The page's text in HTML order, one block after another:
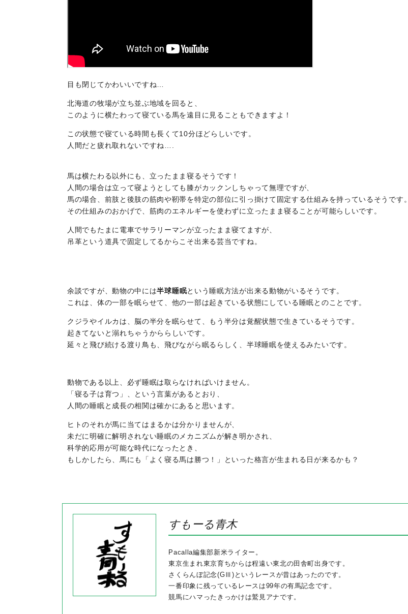
目も閉じてかわいいですね…
北海道の牧場が立ち並ぶ地域を回ると、
このように横たわって寝ている馬を遠目に見ることもできますよ！
この状態で寝ている時間も長くて10分ほどらしいです。
人間だと疲れ取れないですね….
馬は横たわる以外にも、立ったまま寝るそうです！
人間の場合は立って寝ようとしても膝がカックンしちゃって無理ですが、
馬の場合、前肢と後肢の筋肉や靭帯を特定の部位に引っ掛けて固定する仕組みを持っているそうです。
その仕組みのおかげで、筋肉のエネルギーを使わずに立ったまま寝ることが可能らしいです。
人間でもたまに電車でサラリーマンが立ったまま寝てますが、
吊革という道具で固定してるからこそ出来る芸当ですね。
余談ですが、動物の中には半球睡眠という睡眠方法が出来る動物がいるそうです。
これは、体の一部を眠らせて、他の一部は起きている状態にしている睡眠とのことです。
クジラやイルカは、脳の半分を眠らせて、もう半分は覚醒状態で生きているそうです。
起きてないと溺れちゃうかららしいです。
延々と飛び続ける渡り鳥も、飛びながら眠るらしく、半球睡眠を使えるみたいです。
動物である以上、必ず睡眠は取らなければいけません。
「寝る子は育つ」、という言葉があるとおり、
人間の睡眠と成長の相関は確かにあると思います。
ヒトのそれが馬に当てはまるかは分かりませんが、
未だに明確に解明されない睡眠のメカニズムが解き明かされ、
科学的応用が可能な時代になったとき、
もしかしたら、馬にも「よく寝る馬は勝つ！」といった格言が生まれる日が来るかも？
すもーる青木
Pacalla編集部新米ライター。
東京生まれ東京育ちからは程遠い東北の田舎町出身です。
さくらんぼ記念(GⅢ)というレースが昔はあったのです。
一番印象に残っているレースは99年の有馬記念です。
競馬にハマったきっかけは鷲見アナです。